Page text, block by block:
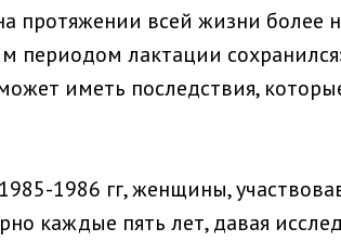
протяжении всей жизни более
лактации
иметь последствия,
1986 гг, женщины,
каждые пять лет, давая